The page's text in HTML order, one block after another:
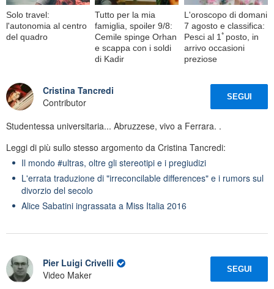
Solo travel:
l'autonomia al centro
del quadro
Tutto per la mia
famiglia, spoiler 9/8:
Cemile spinge Orhan
e scappa con i soldi
di Kadir
L'oroscopo di domani
7 agosto e classifica:
Pesci al 1ﾟposto, in
arrivo occasioni
preziose
Cristina Tancredi
Contributor
SEGUI
Studentessa universitaria... Abruzzese, vivo a Ferrara. .
Leggi di più sullo stesso argomento da Cristina Tancredi:
Il mondo #ultras, oltre gli stereotipi e i pregiudizi
L'errata traduzione di "irreconcilable differences" e i rumors sul
divorzio del secolo
Alice Sabatini ingrassata a Miss Italia 2016
Pier Luigi Crivelli
Video Maker
SEGUI